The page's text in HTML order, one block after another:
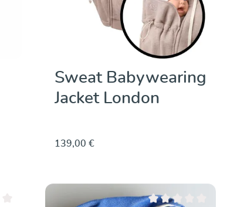
Sweat Babywearing
Jacket London
139,00 €